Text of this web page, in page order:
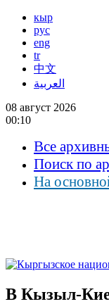
кыр
рус
eng
tr
中文
العربية
08 август 2026
00:10
Все
Поиск по
На
В Кызыл-Кие